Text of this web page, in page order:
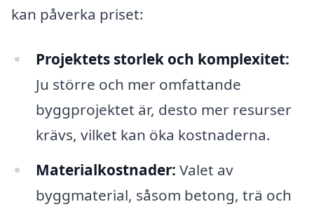
kan påverka priset:
Projektets storlek och komplexitet:
Ju större och mer omfattande
byggprojektet är, desto mer resurser
krävs, vilket kan öka kostnaderna.
Materialkostnader: Valet av
byggmaterial, såsom betong, trä och